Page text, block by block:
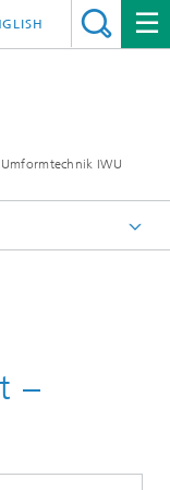
IWU
–